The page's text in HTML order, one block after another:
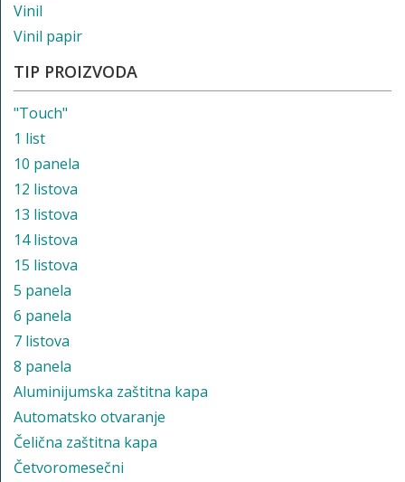
Vinil
Vinil papir
TIP PROIZVODA
"Touch"
1 list
10 panela
12 listova
13 listova
14 listova
15 listova
5 panela
6 panela
7 listova
8 panela
Aluminijumska zaštitna kapa
Automatsko otvaranje
Čelična zaštitna kapa
Četvoromesečni